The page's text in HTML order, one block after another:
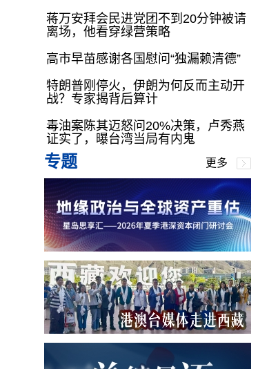
蒋万安拜会民进党团不到20分钟被请
离场，他看穿绿营策略
高市早苗感谢各国慰问“独漏赖清德”
特朗普刚停火，伊朗为何反而主动开
战？专家揭背后算计
毒油案陈其迈怒问20%决策，卢秀燕
证实了，曝台湾当局有内鬼
专题 更多